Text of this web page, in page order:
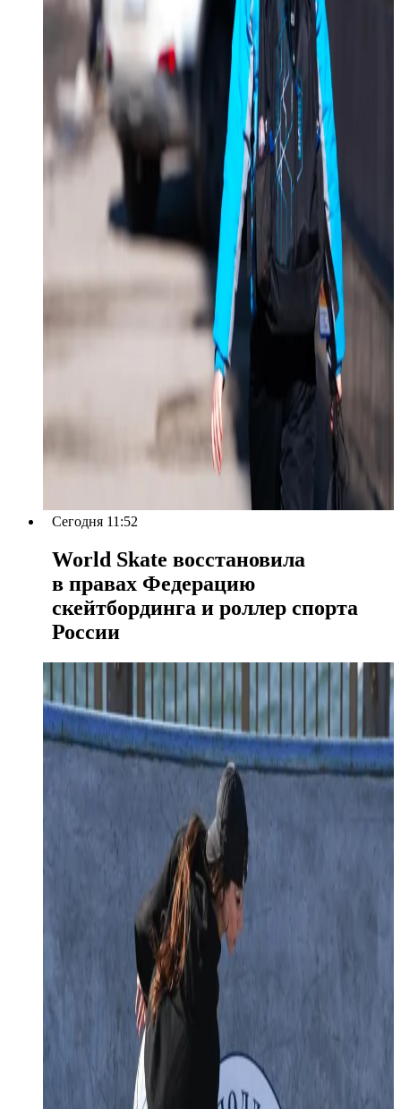
Сегодня 11:52
World Skate восстановила
в правах Федерацию
скейтбординга и роллер спорта
России